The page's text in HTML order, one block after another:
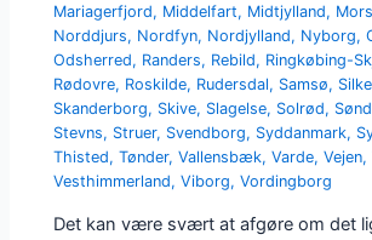
Mariagerfjord, Middelfart, Midtjylland,
Norddjurs, Nordfyn, Nordjylland, Nyborg,
Odsherred, Randers, Rebild, Ringkøbing-
Rødovre, Roskilde, Rudersdal, Samsø,
Skanderborg, Skive, Slagelse, Solrød,
Stevns, Struer, Svendborg, Syddanmark,
Thisted,Tønder,Vallensbæk,Varde,Vejen,
Vesthimmerland,Viborg,Vordingborg
Det kan være svært at afgøre om det